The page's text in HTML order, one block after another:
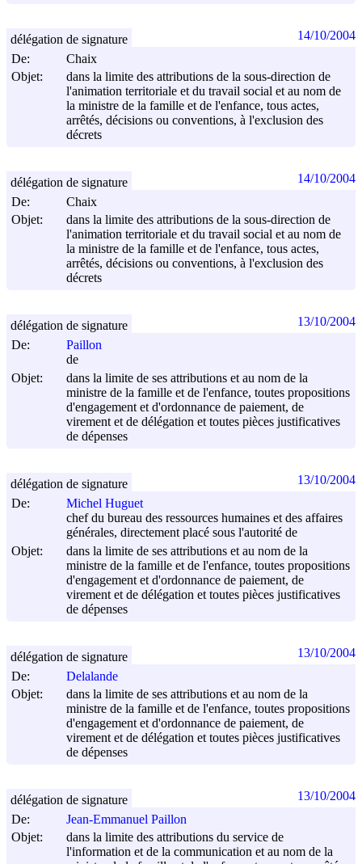
De:
Chaix
Objet:
dans la limite des attributions de la sous-direction de
l'animation territoriale et du travail social et au nom de
la ministre de la famille et de l'enfance, tous actes,
arrêtés, décisions ou conventions, à l'exclusion des
décrets
délégation de signature 14/10/2004
De:
Chaix
Objet:
dans la limite des attributions de la sous-direction de
l'animation territoriale et du travail social et au nom de
la ministre de la famille et de l'enfance, tous actes,
arrêtés, décisions ou conventions, à l'exclusion des
décrets
délégation de signature 14/10/2004
De:
Paillon
de
Objet:
dans la limite de ses attributions et au nom de la
ministre de la famille et de l'enfance, toutes propositions
d'engagement et d'ordonnance de paiement, de
virement et de délégation et toutes pièces justificatives
de dépenses
délégation de signature 13/10/2004
De:
Michel Huguet
chef du bureau des ressources humaines et des affaires
générales, directement placé sous l'autorité de
Objet:
dans la limite de ses attributions et au nom de la
ministre de la famille et de l'enfance, toutes propositions
d'engagement et d'ordonnance de paiement, de
virement et de délégation et toutes pièces justificatives
de dépenses
délégation de signature 13/10/2004
De:
Delalande
Objet:
dans la limite de ses attributions et au nom de la
ministre de la famille et de l'enfance, toutes propositions
d'engagement et d'ordonnance de paiement, de
virement et de délégation et toutes pièces justificatives
de dépenses
délégation de signature 13/10/2004
De:
Jean-Emmanuel Paillon
Objet:
dans la limite des attributions du service de
l'information et de la communication et au nom de la
délégation de signature 13/10/2004